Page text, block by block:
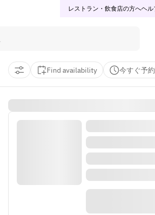
レストラン・飲食店の方へヘル
Find availability 今すぐ予